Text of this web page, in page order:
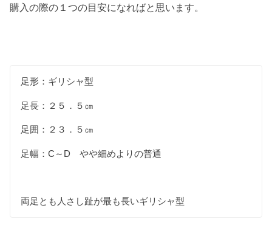
購入の際の１つの目安になればと思います。
足形：ギリシャ型
足長：２５．５㎝
足囲：２３．５㎝
足幅：C～D やや細めよりの普通
両足とも人さし趾が最も長いギリシャ型